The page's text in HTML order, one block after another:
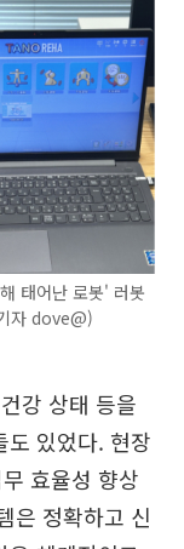
태어난 로봇' 러봇
자 dove@)
강 상태 등을
도 있었다. 현장
효율성 향상
은 정확하고 신